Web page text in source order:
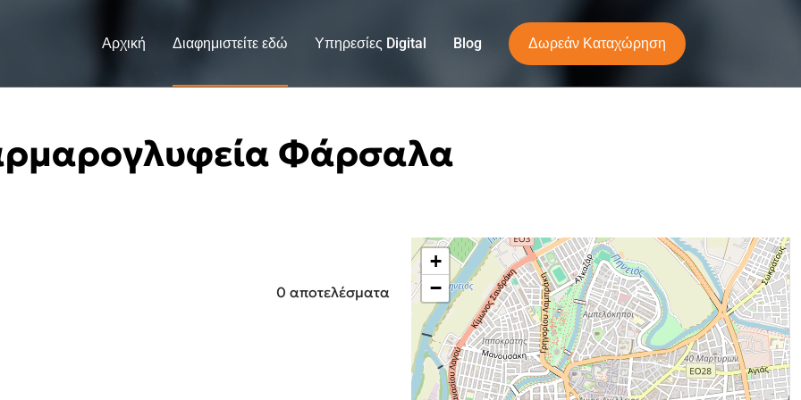
Αρχική Διαφημιστείτε εδώ Υπηρεσίες Digital Blog Δωρεάν Καταχώρηση
Φάρσαλα
0 αποτελέσματα
+
−